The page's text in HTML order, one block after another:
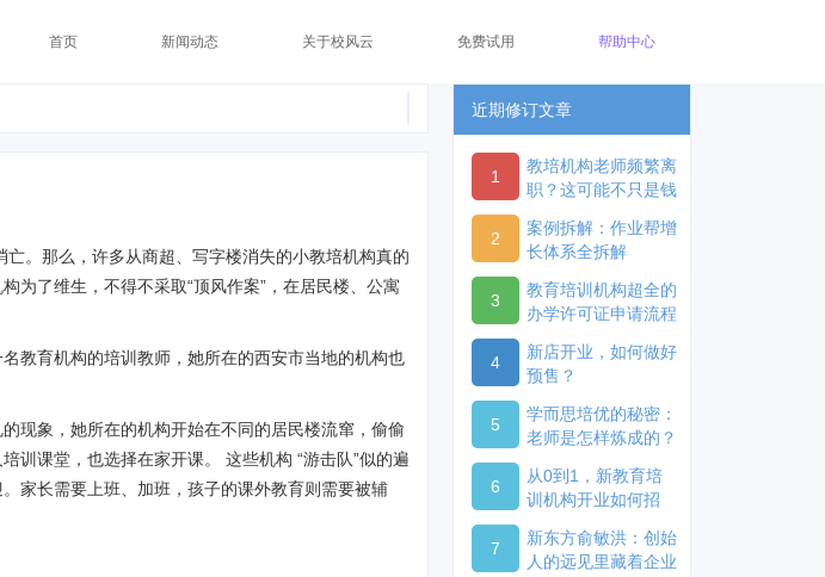
首页 新闻动态 关于校风云 免费试用 帮助中心
。那么，许多从商超、写字楼消失的小教培机构真的
为了维生，不得不采取“顶风作案”，在居民楼、公寓
教育机构的培训教师，她所在的西安市当地的机构也
现象，她所在的机构开始在不同的居民楼流窜，偷偷
训课堂，也选择在家开课。 这些机构 “游击队”似的遍
家长需要上班、加班，孩子的课外教育则需要被辅
近期修订文章
1
教培机构老师频繁离
职？这可能不只是钱
频繁离职？这可能不
只是钱的事儿
2
案例拆解：作业帮增
长体系全拆解
3
教育培训机构超全的
办学许可证申请流程
4
新店开业，如何做好
预售？
5
学而思培优的秘密：
老师是怎样炼成的？
6
从0到1，新教育培
训机构开业如何招
7
新东方俞敏洪：创始
人的远见里藏着企业